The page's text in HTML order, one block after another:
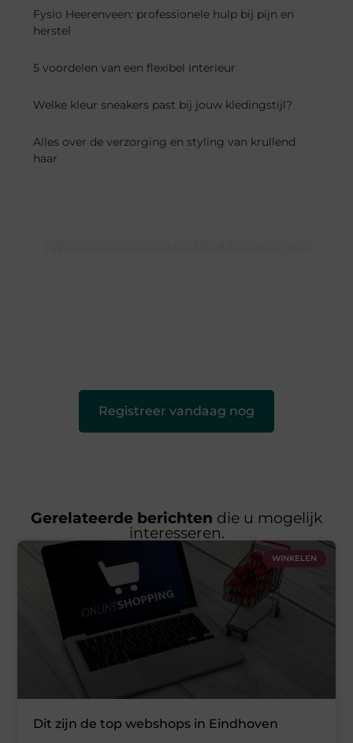
Fysio Heerenveen: professionele hulp bij pijn en
herstel
5 voordelen van een flexibel interieur
Welke kleur sneakers past bij jouw kledingstijl?
Alles over de verzorging en styling van krullend
haar
Registreer vandaag nog
Gerelateerde berichten die u mogelijk
interesseren.
WINKELEN
Dit zijn de top webshops in Eindhoven